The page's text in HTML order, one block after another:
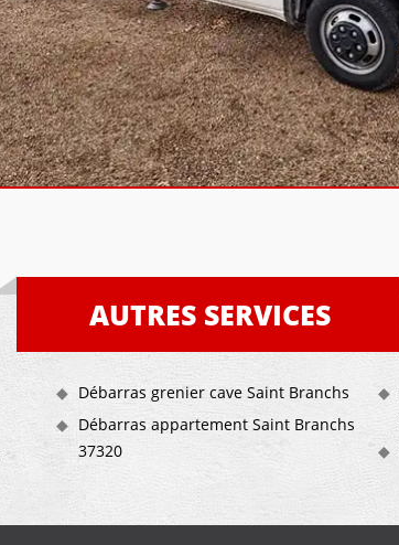
AUTRES SERVICES
Débarras grenier cave Saint Branchs
Débarras appartement Saint Branchs
37320